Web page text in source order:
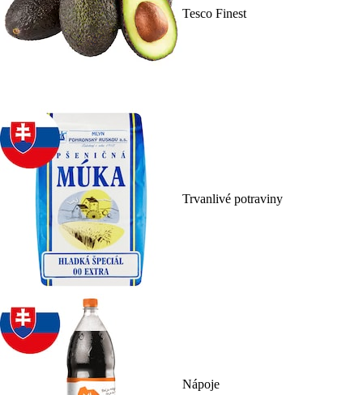
Tesco Finest
Trvanlivé potraviny
Nápoje